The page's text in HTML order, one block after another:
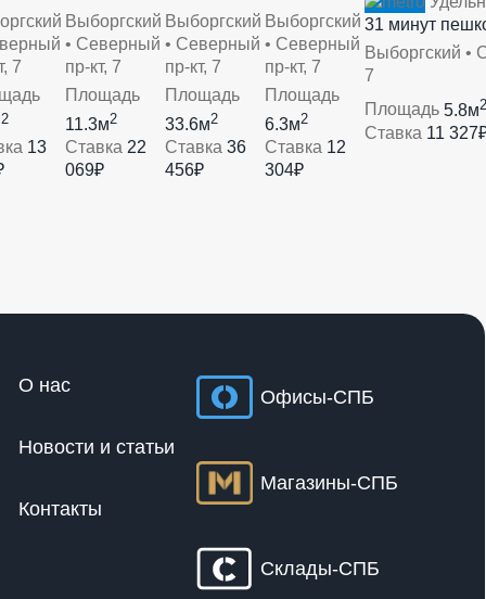
7
2
13
Выборгский
• Северный
пр-кт, 7
Площадь
11.3м2
Ставка 22
069₽
Выборгский
• Северный
пр-кт, 7
Площадь
33.6м2
Ставка 36
456₽
Выборгский
• Северный
пр-кт, 7
Площадь
6.3м2
Ставка 12
304₽
31 минут
Выборгский •
7
Площадь 5.8м2
Ставка 11
О нас
Новости и статьи
Контакты
Офисы-СПБ
Магазины-СПБ
Склады-СПБ